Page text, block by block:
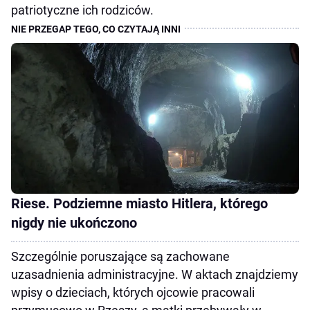
patriotyczne ich rodziców.
Riese. Podziemne miasto Hitlera, którego
nigdy nie ukończono
Szczególnie poruszające są zachowane
uzasadnienia administracyjne. W aktach znajdziemy
wpisy o dzieciach, których ojcowie pracowali